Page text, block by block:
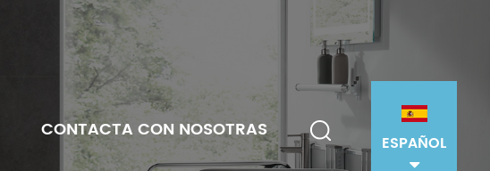
ESPAÑOL
CONTACTA CON NOSOTRAS